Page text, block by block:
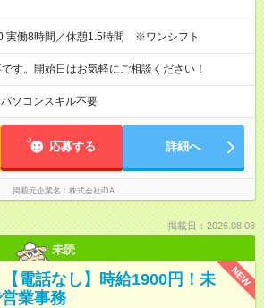
10:40～20:10 実働8時間／休憩1.5時間 ※ワンシフト
す。開始日はお気軽にご相談ください！
パソコンスキル不要
応募する 詳細へ
掲載元企業名 株式会社iDA
掲載日：2026.08.08
未読
NEW
【電話なし】時給1900円！未
業事務